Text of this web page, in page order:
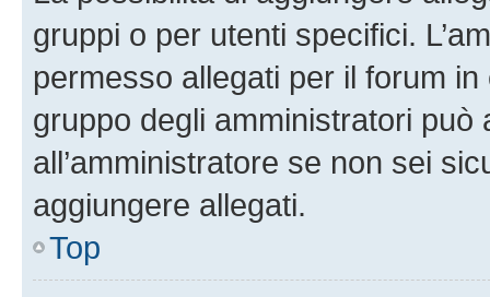
gruppi o per utenti specifici.
permesso allegati per il forum
gruppo degli amministratori può
all’amministratore se non sei
aggiungere allegati.
Top